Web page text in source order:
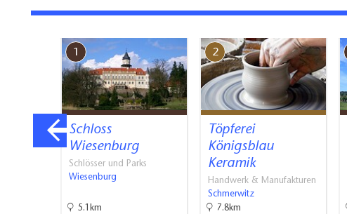
1
Schloss
Wiesenburg
Schlösser und Parks
Wiesenburg
5.1km
2
Töpferei
Königsblau
Keramik
Handwerk & Manufakturen
Schmerwitz
7.8km